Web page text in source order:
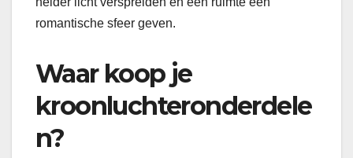
romantische sfeer geven.
Waar koop je
kroonluchteronderdele
n?